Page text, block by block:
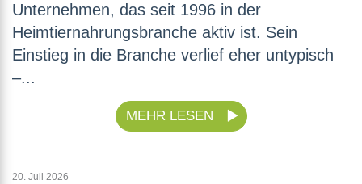
Unternehmen, das seit 1996 in der
Heimtiernahrungsbranche aktiv ist. Sein
Einstieg in die Branche verlief eher untypisch
–...
MEHR LESEN
20. Juli 2026